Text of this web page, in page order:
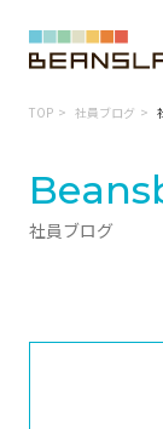
TOP 社員ブログ
社員ブログ